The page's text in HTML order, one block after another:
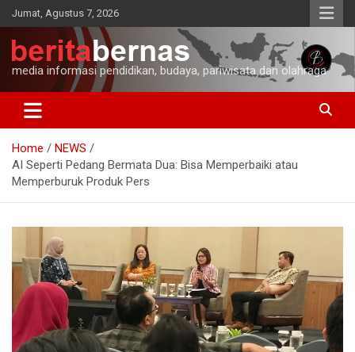
Skip
to
content
Jumat, Agustus 7, 2026
media informasi pendidikan, budaya, pariwisata dan olahraga
Home
NEWS
AI Seperti Pedang Bermata Dua: Bisa Memperbaiki atau
Memperburuk Produk Pers